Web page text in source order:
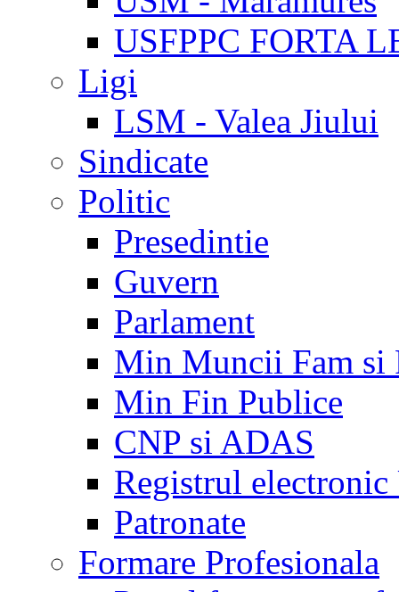
USFPPC FORTA
Ligi
LSM - Valea Jiului
Sindicate
Politic
Presedintie
Guvern
Parlament
Min Muncii Fam si
Min Fin Publice
CNP si ADAS
Registrul electronic
Patronate
Formare Profesionala